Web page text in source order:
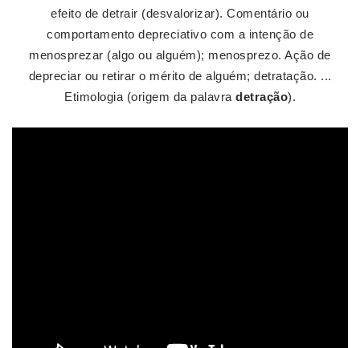
efeito de detrair (desvalorizar). Comentário ou
comportamento depreciativo com a intenção de
menosprezar (algo ou alguém); menosprezo. Ação de
depreciar ou retirar o mérito de alguém; detratação. ...
Etimologia (origem da palavra detração).